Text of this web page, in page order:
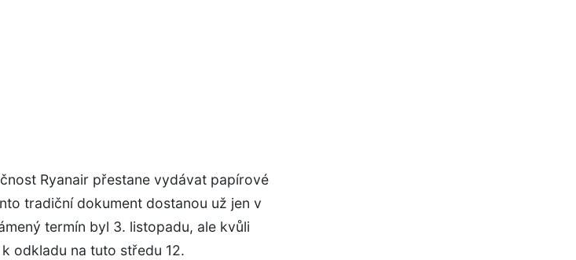
Ryanair přestane vydávat papírové
tradiční dokument dostanou už jen v
termín byl 3. listopadu, ale kvůli
odkladu na tuto středu 12.